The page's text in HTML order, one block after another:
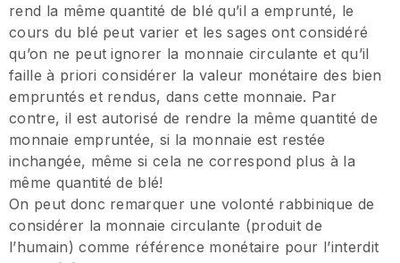
rend la même quantité de blé qu’il a emprunté, le
cours du blé peut varier et les sages ont considéré
qu’on ne peut ignorer la monnaie circulante et qu’il
faille à priori considérer la valeur monétaire des bien
empruntés et rendus, dans cette monnaie. Par
contre, il est autorisé de rendre la même quantité de
monnaie empruntée, si la monnaie est restée
inchangée, même si cela ne correspond plus à la
même quantité de blé!
On peut donc remarquer une volonté rabbinique de
considérer la monnaie circulante (produit de
l’humain) comme référence monétaire pour l’interdit